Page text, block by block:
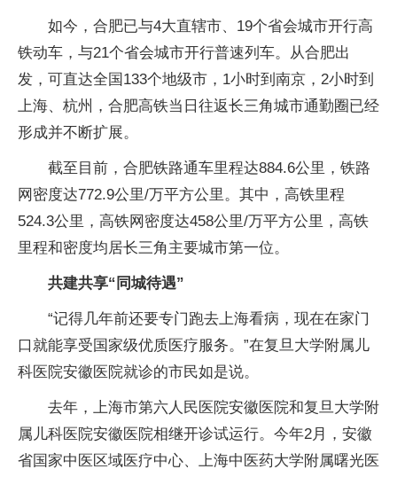
如今，合肥已与4大直辖市、19个省会城市开行高
铁动车，与21个省会城市开行普速列车。从合肥出
发，可直达全国133个地级市，1小时到南京，2小时到
上海、杭州，合肥高铁当日往返长三角城市通勤圈已经
形成并不断扩展。
截至目前，合肥铁路通车里程达884.6公里，铁路
网密度达772.9公里/万平方公里。其中，高铁里程
524.3公里，高铁网密度达458公里/万平方公里，高铁
里程和密度均居长三角主要城市第一位。
共建共享“同城待遇”
“记得几年前还要专门跑去上海看病，现在在家门
口就能享受国家级优质医疗服务。”在复旦大学附属儿
科医院安徽医院就诊的市民如是说。
去年，上海市第六人民医院安徽医院和复旦大学附
属儿科医院安徽医院相继开诊试运行。今年2月，安徽
省国家中医区域医疗中心、上海中医药大学附属曙光医